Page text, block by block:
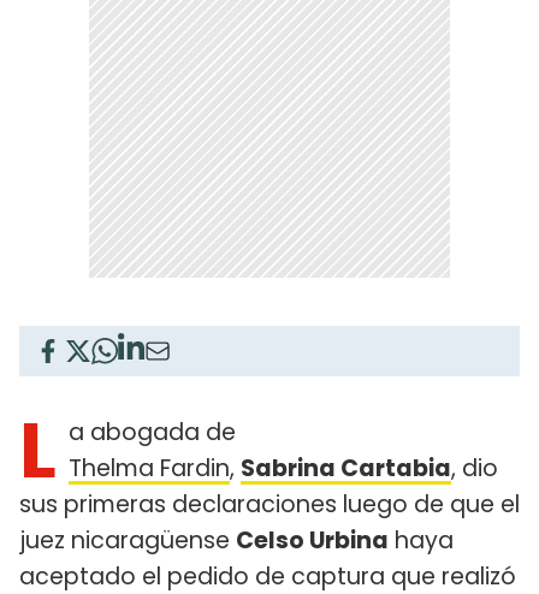
L a abogada de
Thelma Fardin, Sabrina Cartabia, dio
sus primeras declaraciones luego de que el
juez nicaragüense Celso Urbina haya
aceptado el pedido de captura que realizó